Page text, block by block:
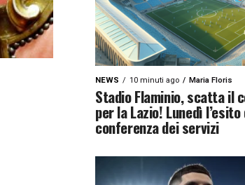
NEWS 10 minuti ago Maria Floris
Stadio Flaminio, scatta il
per la Lazio! Lunedì
conferenza dei servizi